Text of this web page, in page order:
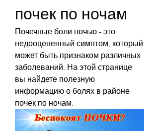
почек по ночам
Почечные боли ночью - это
недооцененный симптом, который
может быть признаком различных
заболеваний. На этой странице
вы найдете полезную
информацию о болях в районе
почек по ночам.